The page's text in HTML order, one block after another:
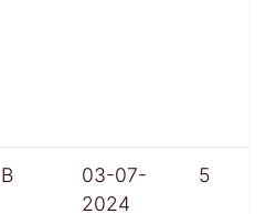
03-07-
2024
5